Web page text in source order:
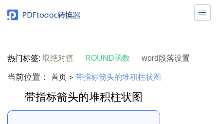

热门标签: 取绝对值 ROUND函数 word段落设置
当前位置： 首页 > 带指标箭头的堆积柱状图
带指标箭头的堆积柱状图